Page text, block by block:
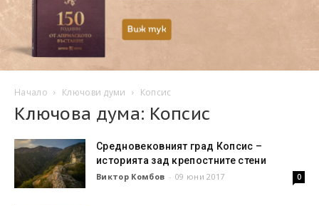
Начало Ключови думи Копсис
Ключова дума: Копсис
Средновековният град Копсис –
историята зад крепостните стени
Виктор Комбов - 09 юни 2017 0